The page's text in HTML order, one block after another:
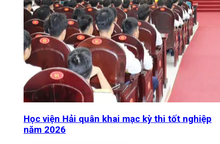
Học viện Hải quân khai mạc kỳ thi tốt nghiệp
năm 2026